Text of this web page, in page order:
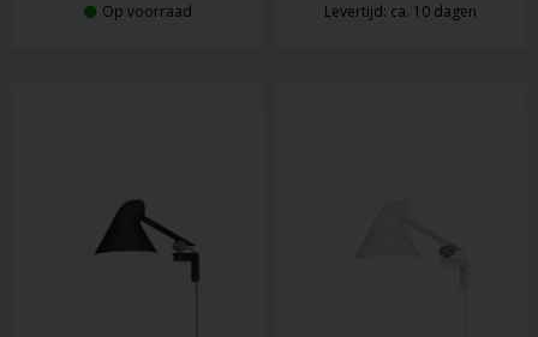
Op voorraad Levertijd: ca. 10 dagen